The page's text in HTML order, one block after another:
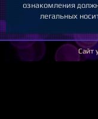
ознакомления
легальных
Сайт